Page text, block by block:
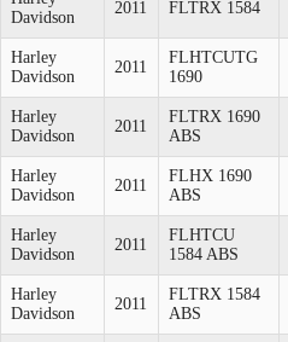
Davidson
2011 FLTRX 1584
Harley
Davidson
2011
FLHTCUTG
1690
Harley
Davidson
2011
FLTRX 1690
ABS
Harley
Davidson
2011
FLHX 1690
ABS
Harley
Davidson
2011
FLHTCU
1584 ABS
Harley
Davidson
2011
FLTRX 1584
ABS